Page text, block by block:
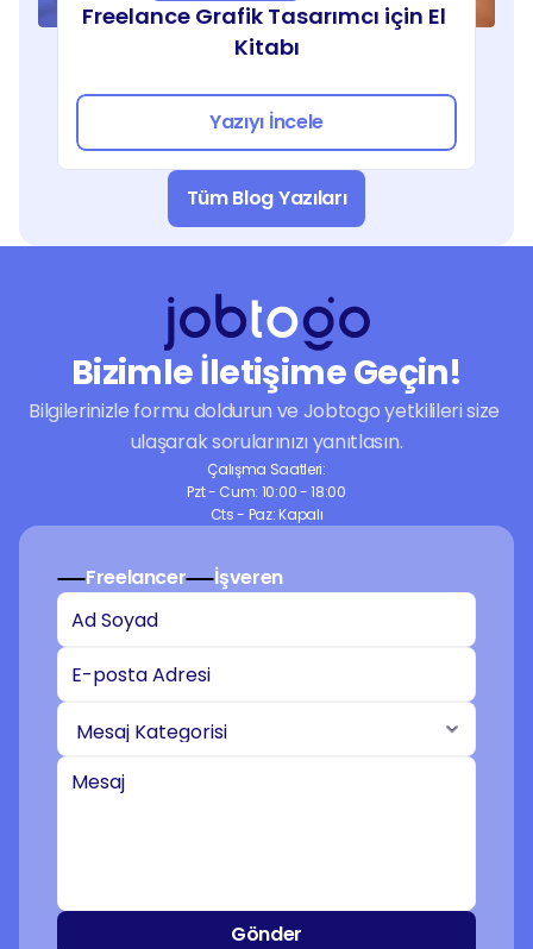
Freelance Grafik Tasarımcı için El
Kitabı
Yazıyı İncele
Tüm Blog Yazıları
Bizimle İletişime Geçin!
Bilgilerinizle formu doldurun ve Jobtogo yetkilileri size
ulaşarak sorularınızı yanıtlasın.
Çalışma Saatleri:
Pzt - Cum: 10:00 - 18:00
Cts - Paz: Kapalı
Freelancer İşveren
Gönder